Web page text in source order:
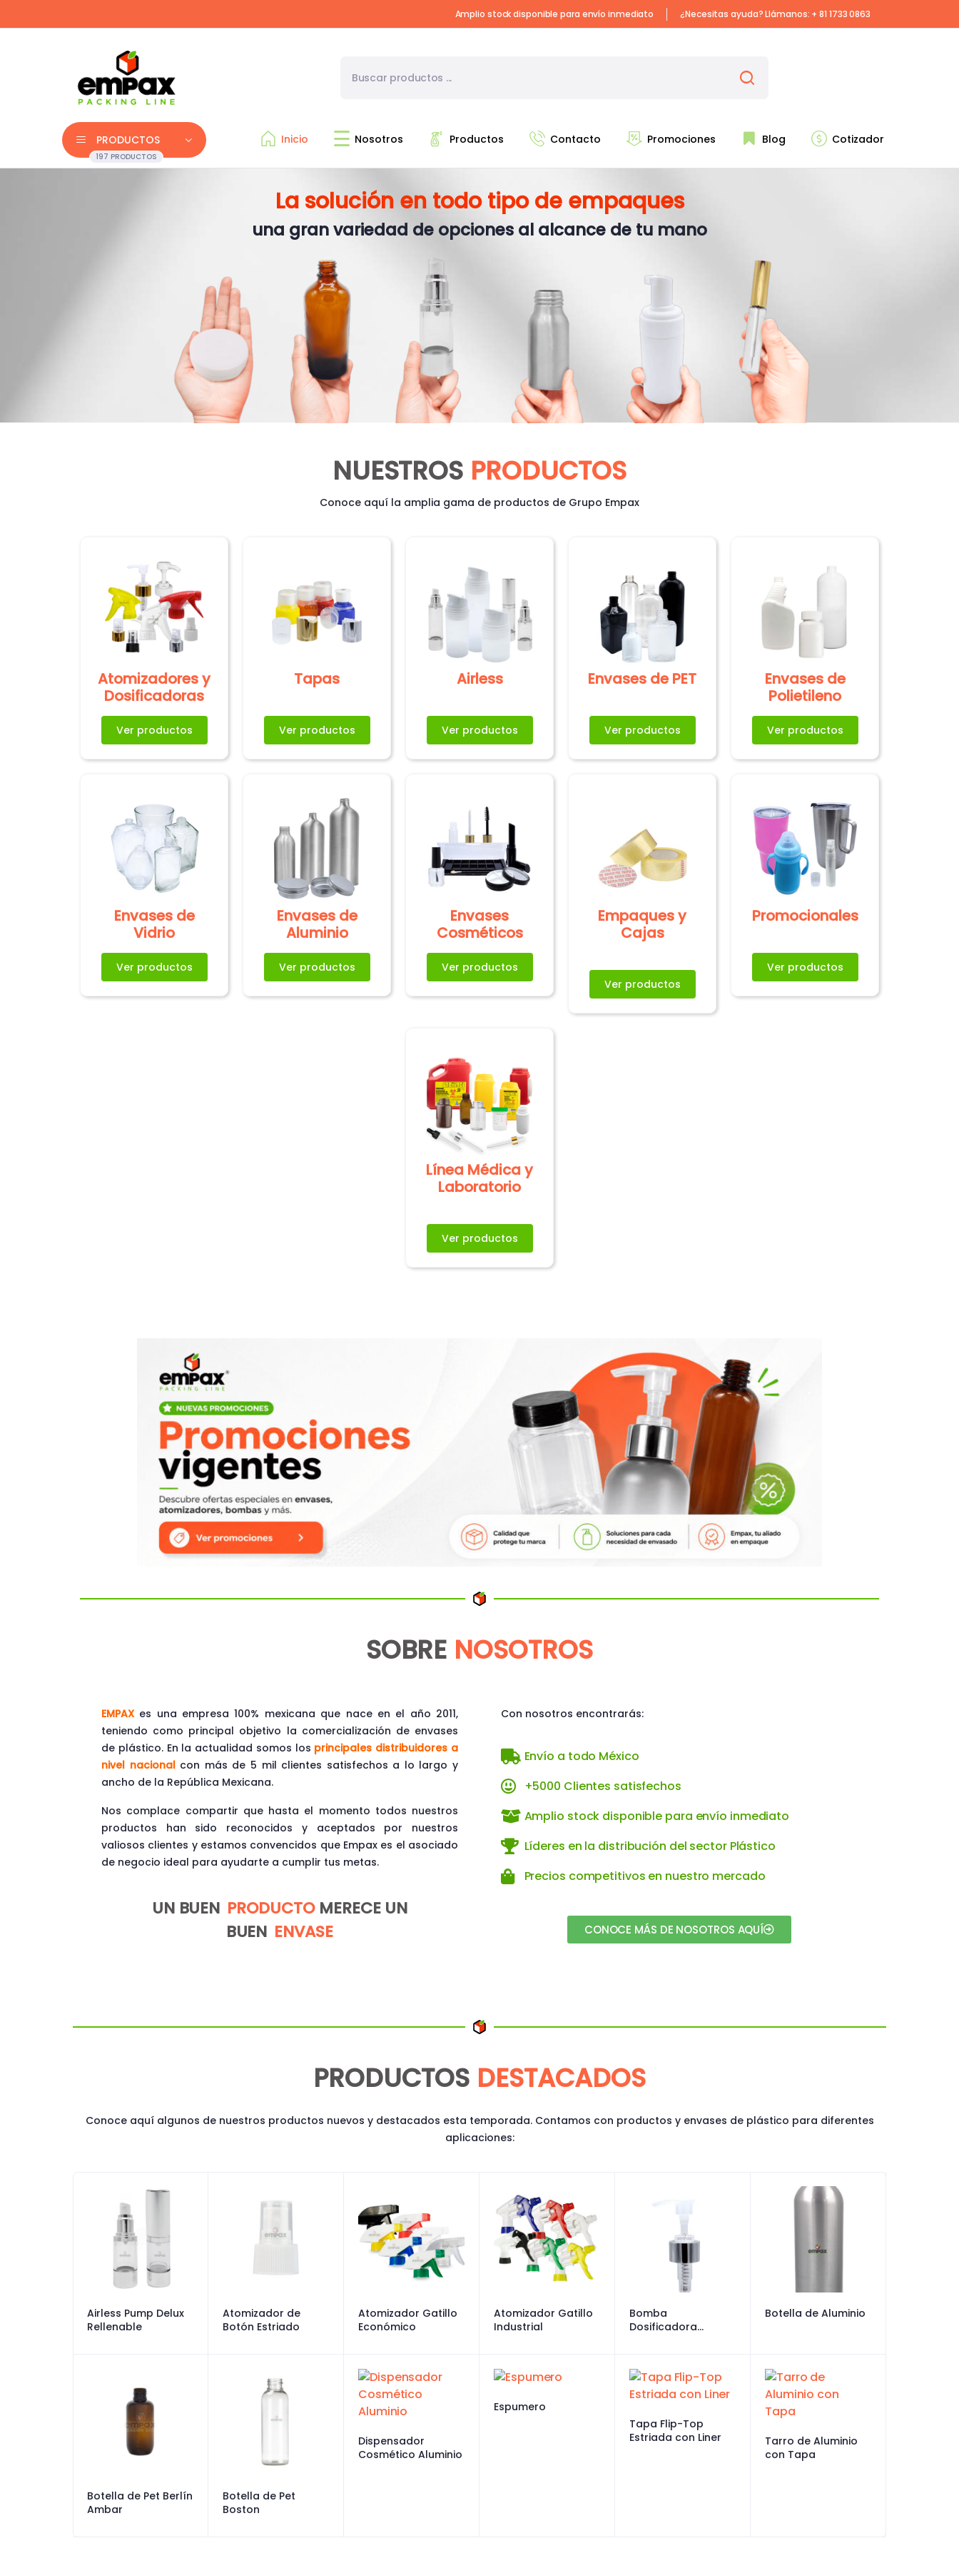
Amplio stock disponible para envío inmediato ¿Necesitas ayuda? Llámanos: + 81 1733 0863
PRODUCTOS
197 PRODUCTOS
Inicio Nosotros Productos Contacto Promociones Blog Cotizador
La solución en todo tipo de empaques
una gran variedad de opciones al alcance de tu mano
NUESTROS PRODUCTOS
Conoce aquí la amplia gama de productos de Grupo Empax
Atomizadores y
Dosificadoras
Ver productos
Tapas
Ver productos
Airless
Ver productos
Envases de PET
Ver productos
Envases de
Polietileno
Ver productos
Envases de
Vidrio
Ver productos
Envases de
Aluminio
Ver productos
Envases
Cosméticos
Ver productos
Empaques y
Cajas
Ver productos
Promocionales
Ver productos
Línea Médica y
Laboratorio
Ver productos
SOBRE NOSOTROS
EMPAX es una empresa 100% mexicana que nace en el año 2011,
teniendo como principal objetivo la comercialización de envases
de plástico. En la actualidad somos los principales distribuidores a
nivel nacionalcon más de 5 mil clientes satisfechos a lo largo y
ancho de la República Mexicana.
Nos complace compartir que hasta el momento todos nuestros
productos han sido reconocidos y aceptados por nuestros
valiosos clientes y estamos convencidos que Empax es el asociado
de negocio ideal para ayudarte a cumplir tus metas.
UN BUEN PRODUCTOMERECE UN
BUEN ENVASE
Con nosotros encontrarás:
Envío a todo México
+5000 Clientes satisfechos
Amplio stock disponible para envío inmediato
Líderes en la distribución del sector Plástico
Precios competitivos en nuestro mercado
CONOCE MÁS DE NOSOTROS AQUÍ
PRODUCTOS DESTACADOS
Conoce aquí algunos de nuestros productos nuevos y destacados esta temporada. Contamos con productos y envases de plástico para diferentes
aplicaciones:
Airless Pump Delux
Rellenable
Atomizador de
Botón Estriado
Atomizador Gatillo
Económico
Atomizador Gatillo
Industrial
Bomba
Dosificadora
Botella de Aluminio
Botella de Pet Berlín
Ambar
Botella de Pet
Boston
Dispensador
Cosmético Aluminio
Espumero
Tapa Flip-Top
Estriada con Liner
Tarro de Aluminio
con Tapa